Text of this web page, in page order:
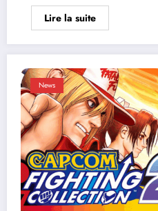
Lire la suite
News